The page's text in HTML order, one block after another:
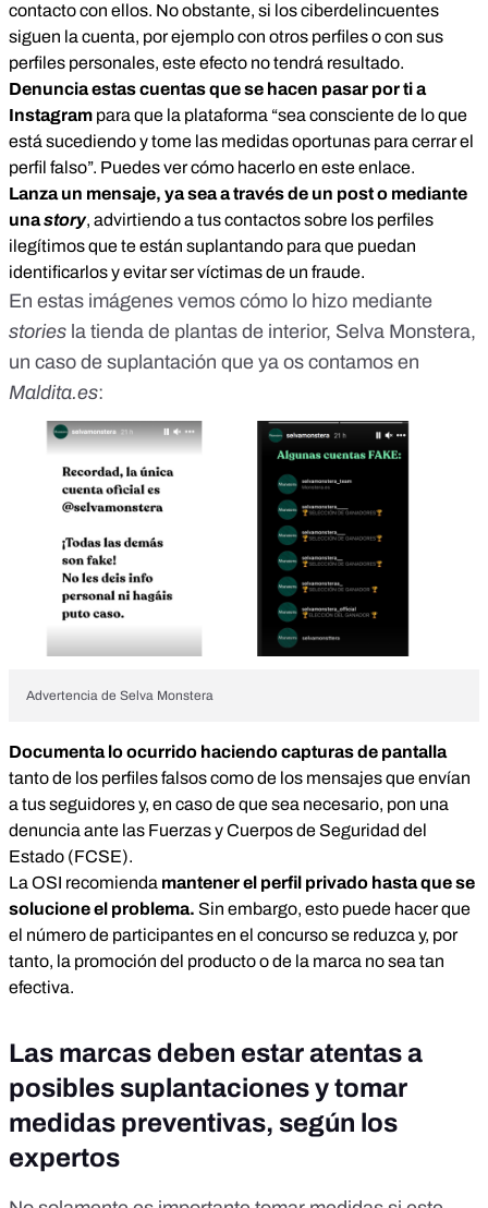
contacto con ellos. No obstante, si los ciberdelincuentes
siguen la cuenta, por ejemplo con otros perfiles o con sus
perfiles personales, este efecto no tendrá resultado.
Denuncia estas cuentas que se hacen pasar por ti a
Instagram para que la plataforma “sea consciente de lo que
está sucediendo y tome las medidas oportunas para cerrar el
perfil falso”. Puedes ver cómo hacerloen este enlace.
Lanza un mensaje, ya sea a través de un post o mediante
unastory, advirtiendo a tus contactos sobre los perfiles
ilegítimos que te están suplantando para que puedan
identificarlos y evitar ser víctimas de un fraude.
En estas imágenes vemos cómo lo hizo mediante
stories la tienda de plantas de interior, Selva Monstera,
un caso de suplantación que ya os contamos en
Maldita.es:
Advertencia de Selva Monstera
Documenta lo ocurrido haciendo capturas de pantalla
tanto de los perfiles falsos como de los mensajes que envían
a tus seguidores y, en caso de que sea necesario, pon una
denuncia ante las Fuerzas y Cuerpos de Seguridad del
Estado (FCSE).
La OSI recomienda mantener el perfil privado hasta que se
solucione el problema. Sin embargo, esto puede hacer que
el número de participantes en el concurso se reduzca y, por
tanto, la promoción del producto o de la marca no sea tan
efectiva.
Las marcas deben estar atentas a
posibles suplantaciones y tomar
medidas preventivas, según los
expertos